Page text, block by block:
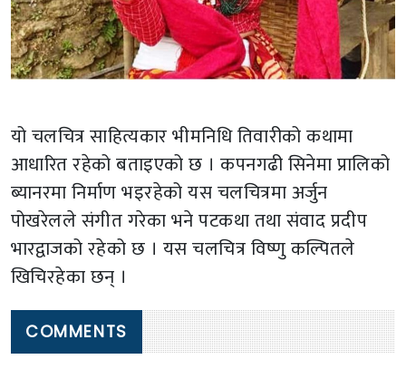
यो चलचित्र साहित्यकार भीमनिधि तिवारीको कथामा
आधारित रहेको बताइएको छ । कपनगढी सिनेमा प्रालिको
ब्यानरमा निर्माण भइरहेको यस चलचित्रमा अर्जुन
पोखरेलले संगीत गरेका भने पटकथा तथा संवाद प्रदीप
भारद्वाजको रहेको छ । यस चलचित्र विष्णु कल्पितले
खिचिरहेका छन् ।
COMMENTS